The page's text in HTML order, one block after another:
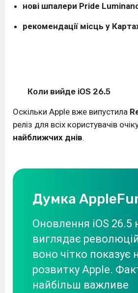
нові шпалери Pride
рекомендації місць у
Коли вийде iOS 26.5
Оскільки Apple вже випустила
реліз для всіх користувачів
найближчих днів.
Думка
Оновлення iOS 26.5
виглядає
воно чітко показує
розвитку Apple.
найбільш важливе